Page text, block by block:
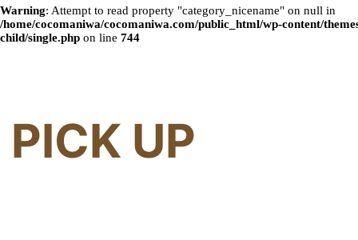
Warning: Attempt to read property "category_nicename" on null in
/home/cocomaniwa/cocomaniwa.com/public_html/wp-content/
child/single.php on line 744
PICK UP